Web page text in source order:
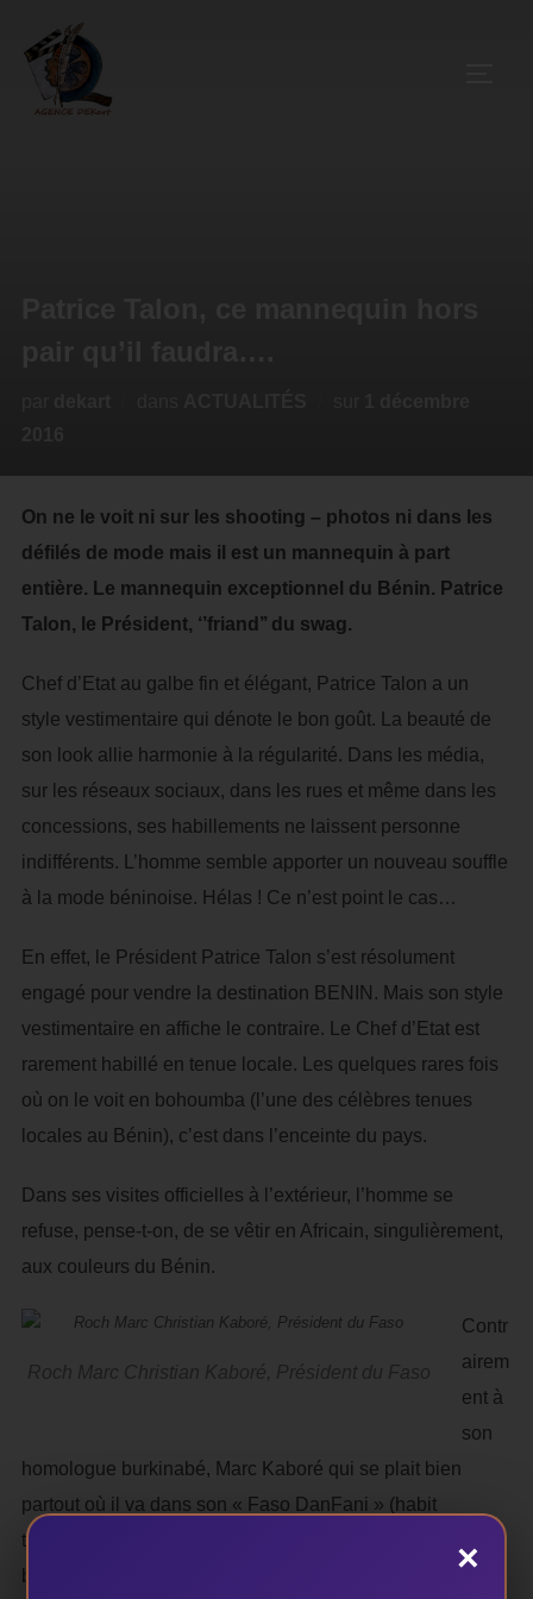
On ne le voit ni sur les shooting – photos ni dans les
défilés de mode mais il est un mannequin à part
entière. Le mannequin exceptionnel du Bénin. Patrice
Talon, le Président, ‘’friand’’ du swag.
Chef d’Etat au galbe fin et élégant, Patrice Talon a un
style vestimentaire qui dénote le bon goût. La beauté de
son look allie harmonie à la régularité. Dans les média,
sur les réseaux sociaux, dans les rues et même dans les
concessions, ses habillements ne laissent personne
indifférents. L’homme semble apporter un nouveau souffle
à la mode béninoise. Hélas ! Ce n’est point le cas…
En effet, le Président Patrice Talon s’est résolument
engagé pour vendre la destination BENIN. Mais son style
vestimentaire en affiche le contraire. Le Chef d’Etat est
rarement habillé en tenue locale. Les quelques rares fois
où on le voit en bohoumba (l’une des célèbres tenues
locales au Bénin), c’est dans l’enceinte du pays.
Dans ses visites officielles à l’extérieur, l’homme se
refuse, pense-t-on, de se vêtir en Africain, singulièrement,
aux couleurs du Bénin.
Roch Marc Christian Kaboré, Président du Faso
Contr
airem
ent à
son
homologue burkinabé, Marc Kaboré qui se plait bien
partout où il va dans son « Faso DanFani » (habit
traditionnel du Burkina Faso), Patrice Talon, le Président
×